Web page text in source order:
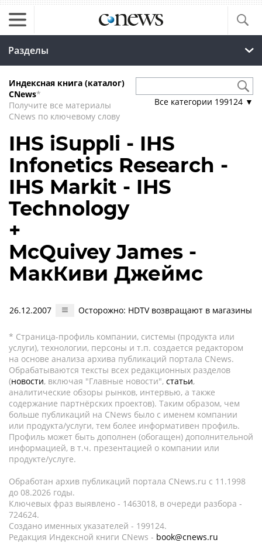
Разделы
Индексная книга (каталог)
CNews*
Получите все материалы
CNews по ключевому слову
Все категории 199124 ▼
IHS iSuppli - IHS
Infonetics Research -
IHS Markit - IHS
Technology
+
McQuivey James -
МакКиви Джеймс
26.12.2007 Осторожно: HDTV возвращают в магазины
* Страница-профиль компании, системы (продукта или
услуги), технологии, персоны и т.п. создается редактором
на основе анализа архива публикаций портала CNews.
Обрабатываются тексты всех редакционных разделов
(новости, включая "Главные новости", статьи,
аналитические обзоры рынков, интервью, а также
содержание партнёрских проектов). Таким образом, чем
больше публикаций на CNews было с именем компании
или продукта/услуги, тем более информативен профиль.
Профиль может быть дополнен (обогащен) дополнительной
информацией, в т.ч. презентацией о компании или
продукте/услуге.
Обработан архив публикаций портала CNews.ru c 11.1998
до 08.2026 годы.
Ключевых фраз выявлено - 1463018, в очереди разбора -
724624.
Создано именных указателей - 199124.
Редакция Индексной книги CNews - book@cnews.ru